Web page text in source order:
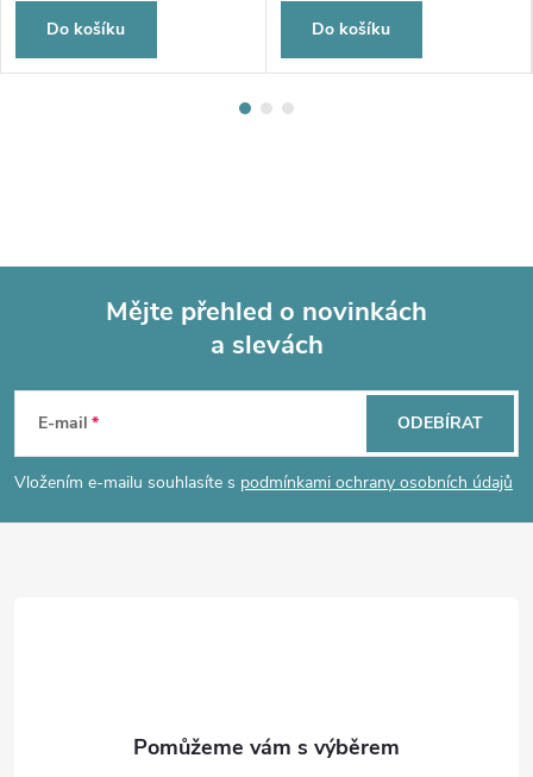
Do košíku Do košíku
p
a
Mějte přehled o novinkách
a slevách
E-mail
Vložením e-mailu souhlasíte s podmínkami ochrany osobních údajů
ODEBÍRAT